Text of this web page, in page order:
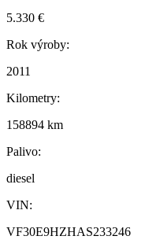
5.330 €
Rok výroby:
2011
Kilometry:
158894 km
Palivo:
diesel
VIN:
VF30E9HZHAS233246